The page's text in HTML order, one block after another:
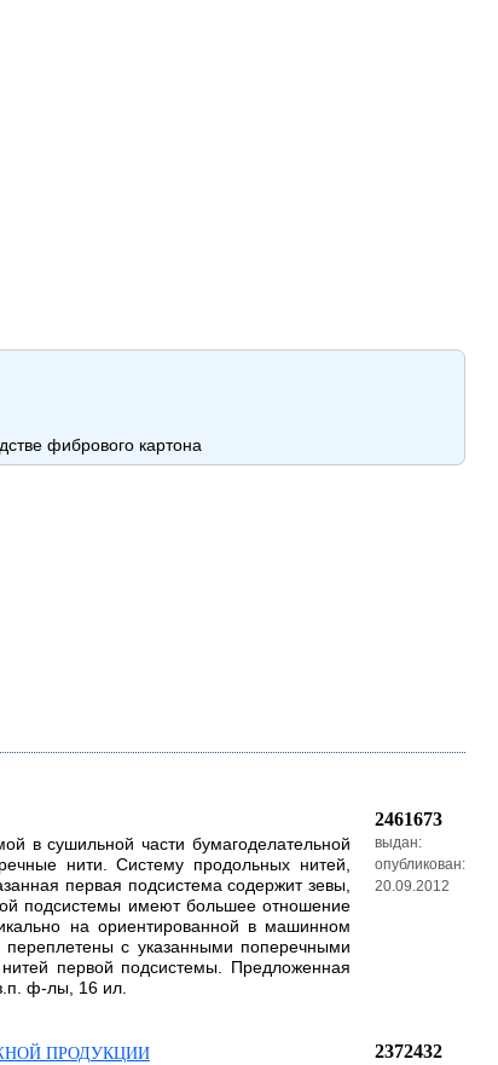
фибрового картона
в сушильной части бумагоделательной
нити. Систему продольных нитей,
первая подсистема содержит зевы,
подсистемы имеют большее отношение
на ориентированной в машинном
с указанными поперечными
первой подсистемы. Предложенная
ф-лы, 16 ил.
2461673
выдан:
опубликован:
20.09.2012
ПРОДУКЦИИ 2372432